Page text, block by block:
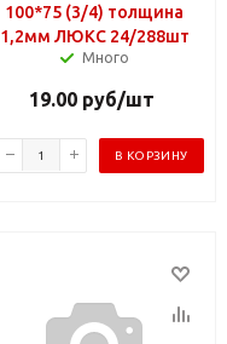
100*75 (3/4) толщина
1,2мм ЛЮКС 24/288шт
Много
19.00 руб/шт
В КОРЗИНУ